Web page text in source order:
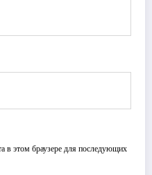
в этом браузере для последующих